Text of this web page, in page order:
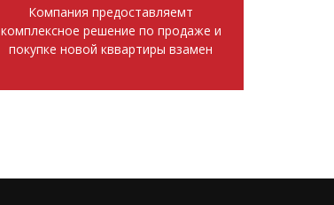
Компания предоставляемт
комплексное решение по продаже и
покупке новой кввартиры взамен